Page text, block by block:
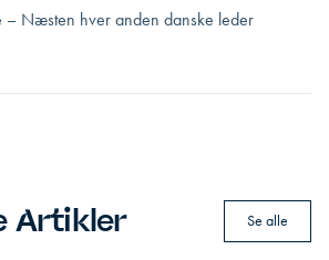
– Næsten hver anden danske leder
Artikler Se alle